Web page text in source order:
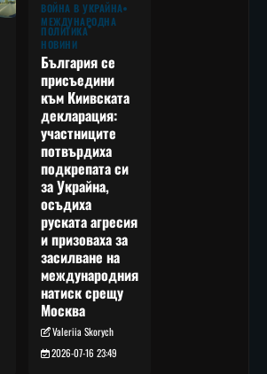
ВОЙНА В УКРАЙНА
МЕЖДУНАРОДНА
ПОЛИТИКА
НОВИНИ
България се
присъедини
към Киивската
декларация:
участниците
потвърдиха
подкрепата си
за Украйна,
осъдиха
руската агресия
и призоваха за
засилване на
международния
натиск срещу
Москва
Valeriia Skorych
2026-07-16 23:49